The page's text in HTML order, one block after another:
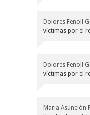
Dolores Fenoll
víctimas por el
Dolores Fenoll
víctimas por el
Maria Asunción